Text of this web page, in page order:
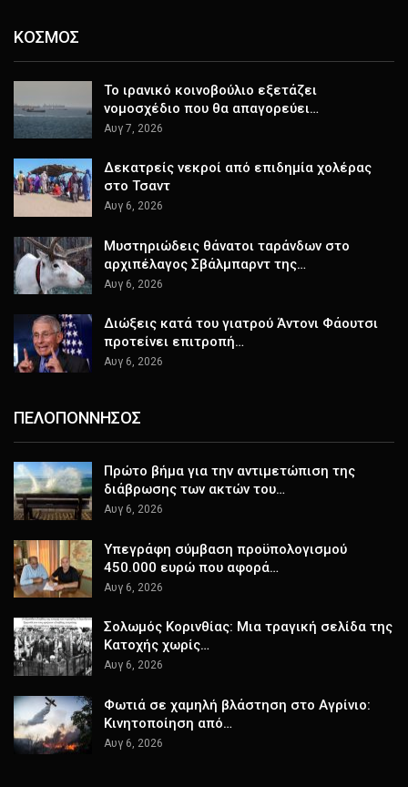
ΚΟΣΜΟΣ
Το ιρανικό κοινοβούλιο εξετάζει
νομοσχέδιο που θα απαγορεύει…
Αυγ 7, 2026
Δεκατρείς νεκροί από επιδημία χολέρας
στο Τσαντ
Αυγ 6, 2026
Μυστηριώδεις θάνατοι ταράνδων στο
αρχιπέλαγος Σβάλμπαρντ της…
Αυγ 6, 2026
Διώξεις κατά του γιατρού Άντονι Φάουτσι
προτείνει επιτροπή…
Αυγ 6, 2026
ΠΕΛΟΠΟΝΝΗΣΟΣ
Πρώτο βήμα για την αντιμετώπιση της
διάβρωσης των ακτών του…
Αυγ 6, 2026
Υπεγράφη σύμβαση προϋπολογισμού
450.000 ευρώ που αφορά…
Αυγ 6, 2026
Σολωμός Κορινθίας: Μια τραγική σελίδα της
Κατοχής χωρίς…
Αυγ 6, 2026
Φωτιά σε χαμηλή βλάστηση στο Αγρίνιο:
Κινητοποίηση από…
Αυγ 6, 2026